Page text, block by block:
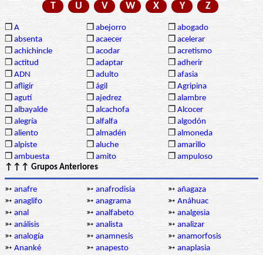
T
U V W X Y Z
❒ A ❒ abejorro ❒ abogado
❒ absenta ❒ acaecer ❒ acelerar
❒ achichincle ❒ acodar ❒ acretismo
❒ actitud ❒ adaptar ❒ adherir
❒ ADN ❒ adulto ❒ afasia
❒ afligir ❒ ágil ❒ Agripina
❒ agutí ❒ ajedrez ❒ alambre
❒ albayalde ❒ alcachofa ❒ Alcocer
❒ alegría ❒ alfalfa ❒ algodón
❒ aliento ❒ almadén ❒ almoneda
❒ alpiste ❒ aluche ❒ amarillo
❒ ambuesta ❒ amito ❒ ampuloso
↑↑↑ Grupos Anteriores
➳ anafre ➳ anafrodisia ➳ añagaza
➳ anaglifo ➳ anagrama ➳ Anáhuac
➳ anal ➳ analfabeto ➳ analgesia
➳ análisis ➳ analista ➳ analizar
➳ analogía ➳ anamnesis ➳ anamorfosis
➳ Ananké ➳ anapesto ➳ anaplasia